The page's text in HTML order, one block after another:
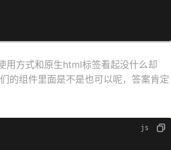
用方式和原生html标签看起没什么却
的组件里面是不是也可以呢，答案肯定